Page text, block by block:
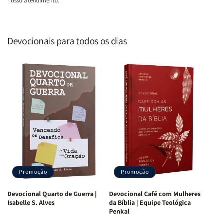
Devocionais para todos os dias
Promoção
Devocional Quarto de Guerra |
Isabelle S. Alves
Promoção
Devocional Café com Mulheres
da Bíblia | Equipe Teológica
Penkal